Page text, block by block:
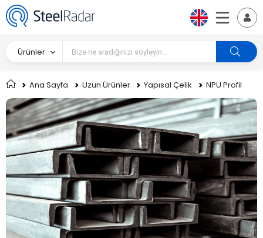
Ürünler
Ana Sayfa Uzun Ürünler Yapısal Çelik NPU Profil